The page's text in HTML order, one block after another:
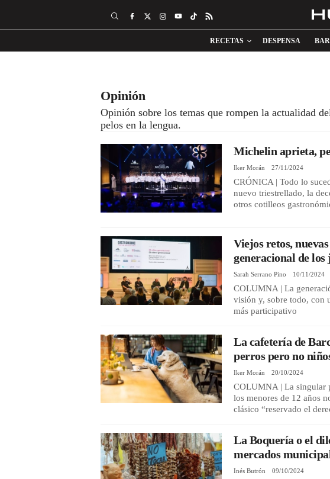
RECETAS DESPENSA
Opinión
Opinión sobre los temas que rompen la actualidad
pelos en la lengua.
Michelin aprieta,
Iker Morán 27/11/2024
CRÓNICA | Todo lo
nuevo triestrellado, la
otros cotilleos
Viejos retos,
generacional de los
Sarah Serrano Pino 10/11/2024
COLUMNA | La
visión y, sobre todo, con
más participativo
La cafetería de
perros pero no
Iker Morán 20/10/2024
COLUMNA | La singular
los menores de 12 años
clásico “reservado el
La Boquería o el
mercados
Inés Butrón 09/10/2024